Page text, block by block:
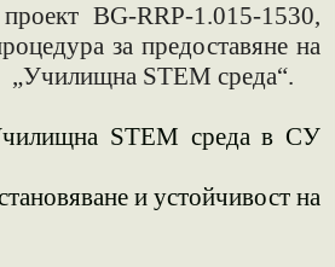
BG-RRP-1.015-1530,
за предоставяне на
„Училищна STEM среда“.
STEM среда вСУ
и устойчивост на